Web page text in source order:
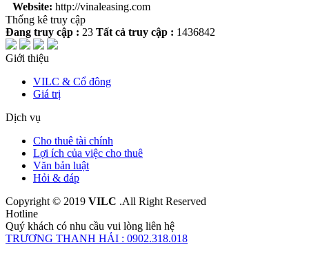
Website: http://vinaleasing.com
Thống kê truy cập
Đang truy cập : 23 Tất cả truy cập : 1436842
Giới thiệu
VILC & Cổ đông
Giá trị
Dịch vụ
Cho thuê tài chính
Lợi ích của việc cho thuê
Văn bản luật
Hỏi & đáp
Copyright © 2019 VILC .All Right Reserved
Hotline
Quý khách có nhu cầu vui lòng liên hệ
TRƯƠNG THANH HẢI : 0902.318.018